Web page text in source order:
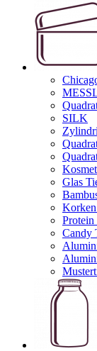
SILK
Glas
Protein
Candy